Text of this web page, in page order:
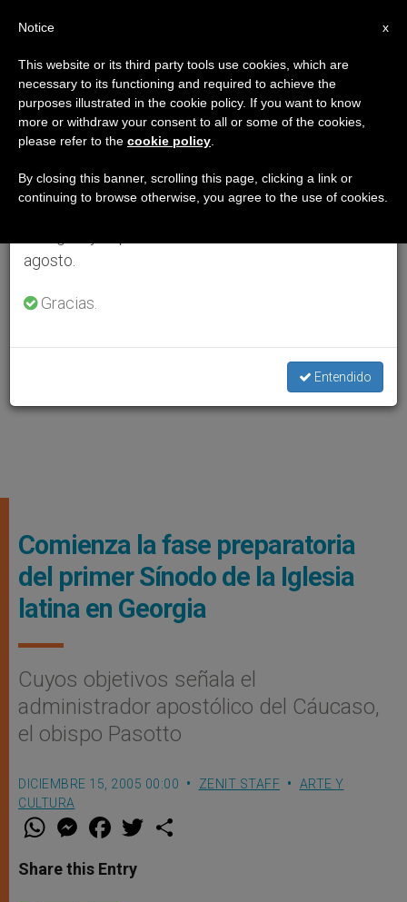
Comienza la fase preparatoria
del primer Sínodo de la Iglesia
latina en Georgia
Cuyos objetivos señala el
administrador apostólico del Cáucaso,
el obispo Pasotto
DICIEMBRE 15, 2005 00:00 ZENIT STAFF
ARTE Y
CULTURA
W
t
s
M
e
s
e
F
a
e
b
w
Share this Entry
×
Aviso importante
Del 27 de julio al 7 de agosto haremos la pausa
anual, aprovechando que en el periodo de verano
se generan menos informaciones y también el
agosto.
Gracias.
Entendido
x
Notice
This website or its third party tools use cookies, which are
necessary to its functioning and required to achieve the
purposes illustrated in the cookie policy. If you want to know
more or withdraw your consent to all or some of the cookies,
please refer to the cookie policy
By closing this banner, scrolling this page, clicking a link or
continuing to browse otherwise, you agree to the use of cookies.